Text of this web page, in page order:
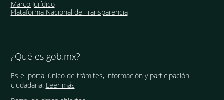
Marco Jurídico
Plataforma Nacional de Transparencia
¿Qué es gob.mx?
Es el portal único de trámites, información y participación
ciudadana. Leer más